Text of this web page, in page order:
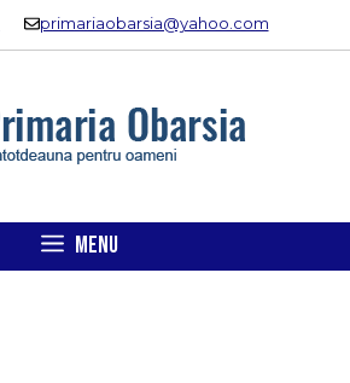
primariaobarsia@yahoo.com
MENU